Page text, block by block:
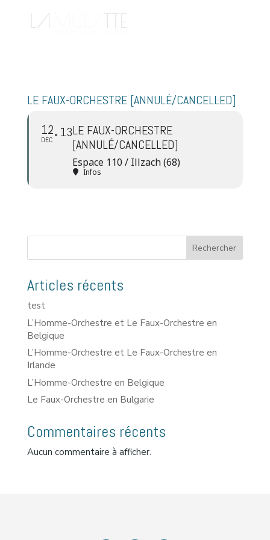
LE FAUX-ORCHESTRE [ANNULÉ/CANCELLED]
12
DEC 13LE FAUX-ORCHESTRE
[ANNULÉ/CANCELLED]
Espace 110 / Illzach (68)
Infos
Rechercher
Articles récents
test
L’Homme-Orchestre et Le Faux-Orchestre en
Belgique
L’Homme-Orchestre et Le Faux-Orchestre en
Irlande
L’Homme-Orchestre en Belgique
Le Faux-Orchestre en Bulgarie
Commentaires récents
Aucun commentaire à afficher.